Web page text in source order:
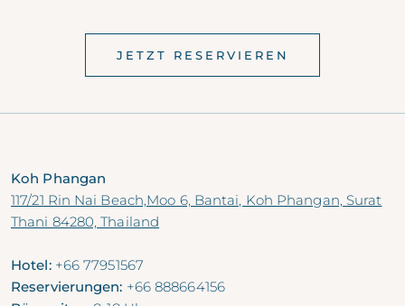
JETZT RESERVIEREN
Koh Phangan
117/21 Rin Nai Beach,Moo 6, Bantai, Koh Phangan, Surat
Thani 84280, Thailand
Hotel: +66 77951567
Reservierungen: +66 888664156